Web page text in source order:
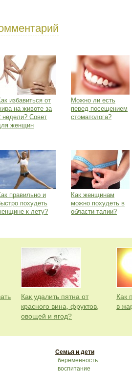
избавиться от
на животе за
недели? Совет
женщин
Можно ли есть
перед посещением
стоматолога?
правильно и
похудеть
к лету?
Как женщинам
можно похудеть в
области талии?
Как удалить пятна от
красного вина, фруктов,
овощей и ягод?
Как
в
Семья и дети
беременность
воспитание